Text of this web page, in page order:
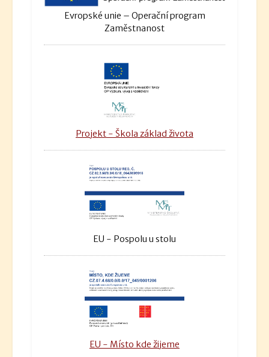
Evropské unie – Operační program
Zaměstnanost
Projekt - Škola základ života
EU - Pospolu u stolu
EU - Místo kde žijeme